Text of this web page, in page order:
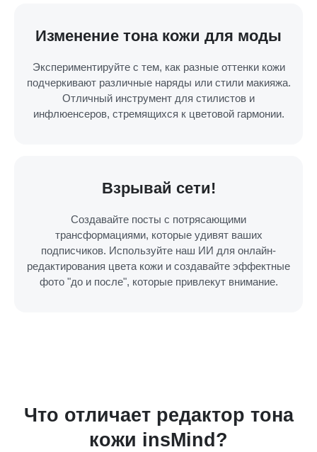
Изменение тона кожи для моды
Экспериментируйте с тем, как разные оттенки кожи
подчеркивают различные наряды или стили макияжа.
Отличный инструмент для стилистов и
инфлюенсеров, стремящихся к цветовой гармонии.
Взрывай сети!
Создавайте посты с потрясающими
трансформациями, которые удивят ваших
подписчиков. Используйте наш ИИ для онлайн-
редактирования цвета кожи и создавайте эффектные
фото "до и после", которые привлекут внимание.
Что отличает редактор тона
кожи insMind?